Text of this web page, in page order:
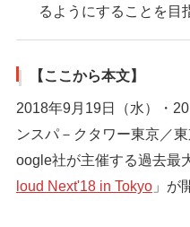
るようにすることを目
【ここから本文】
2018年9月19日（水）・
ンスパ－クタワー東京／
oogle社が主催する過去最
loud Next'18 in Tokyo」が